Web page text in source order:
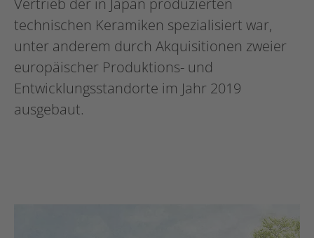
Vertrieb der in Japan produzierten
technischen Keramiken spezialisiert war,
unter anderem durch Akquisitionen zweier
europäischer Produktions- und
Entwicklungsstandorte im Jahr 2019
ausgebaut.